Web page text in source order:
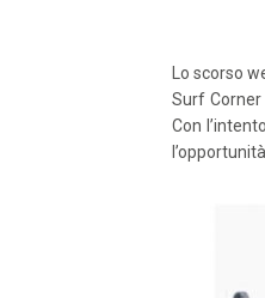
Lo scorso
Surf
Con